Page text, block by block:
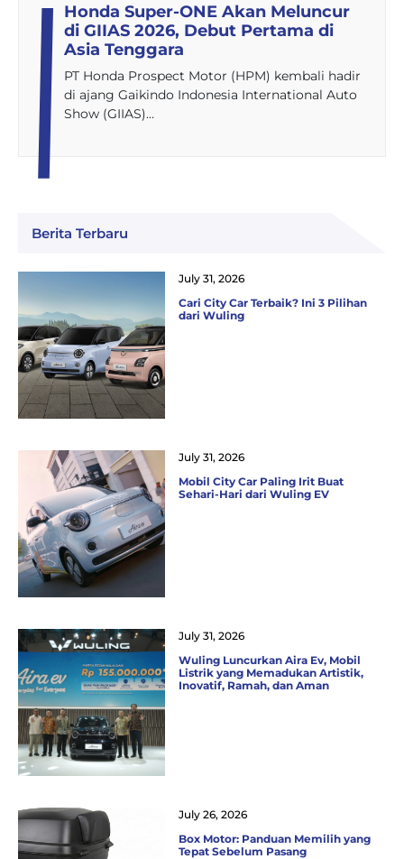
Honda Super-ONE Akan Meluncur
di GIIAS 2026, Debut Pertama di
Asia Tenggara
PT Honda Prospect Motor (HPM) kembali hadir
di ajang Gaikindo Indonesia International Auto
Show (GIIAS)…
Berita Terbaru
Cari City Car Terbaik? Ini 3 Pilihan
dari Wuling
July 31, 2026
Mobil City Car Paling Irit Buat
Sehari-Hari dari Wuling EV
July 31, 2026
Wuling Luncurkan Aira Ev, Mobil
Listrik yang Memadukan Artistik,
Inovatif, Ramah, dan Aman
July 31, 2026
Box Motor: Panduan Memilih yang
Tepat Sebelum Pasang
July 26, 2026